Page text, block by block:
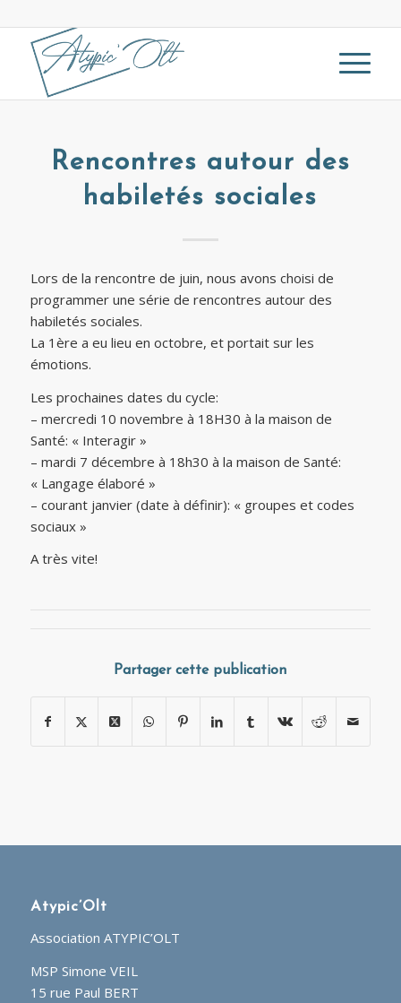
Rencontres autour des
habiletés sociales
Lors de la rencontre de juin, nous avons choisi de
programmer une série de rencontres autour des
habiletés sociales.
La 1ère a eu lieu en octobre, et portait sur les
émotions.
Les prochaines dates du cycle:
– mercredi 10 novembre à 18H30 à la maison de
Santé: « Interagir »
– mardi 7 décembre à 18h30 à la maison de Santé:
« Langage élaboré »
– courant janvier (date à définir): « groupes et codes
sociaux »
A très vite!
Partager cette publication
Atypic’Olt
Association ATYPIC’OLT
MSP Simone VEIL
15 rue Paul BERT